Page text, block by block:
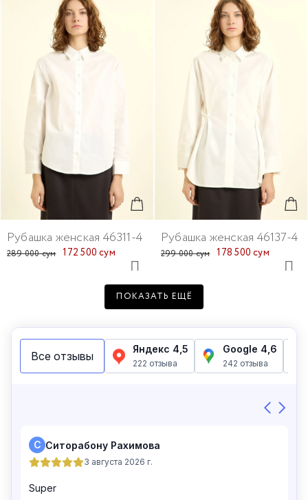
Рубашка женская 46311-4
289 000 сум 172 500 сум
Рубашка женская 46137-4
299 000 сум 178 500 сум
ПОКАЗАТЬ ЕЩЁ